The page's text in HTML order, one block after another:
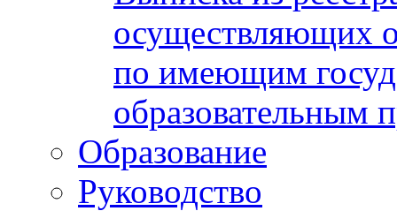
осуществляющих
по имеющим
образовательным
Образование
Руководство